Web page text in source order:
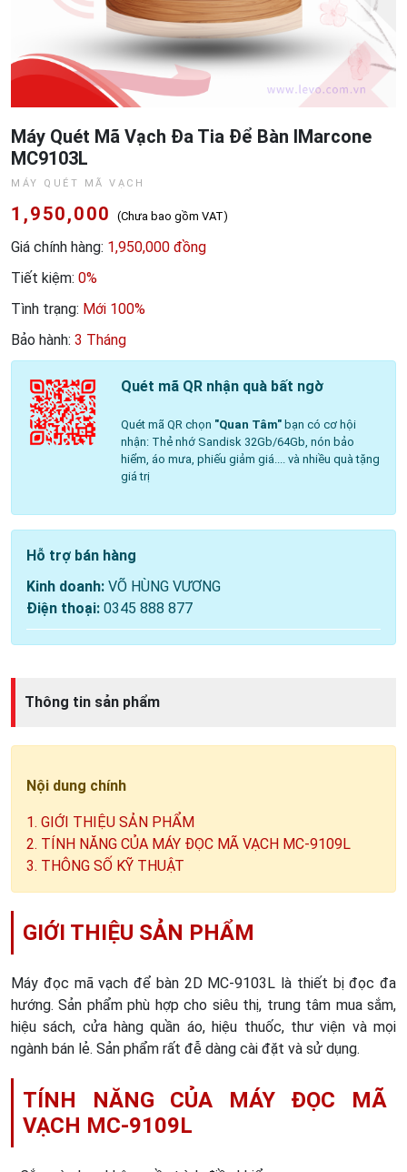
Máy Quét Mã Vạch Đa Tia Để Bàn IMarcone
MC9103L
MÁY QUÉT MÃ VẠCH
1,950,000 (Chưa bao gồm VAT)
Giá chính hàng: 1,950,000 đồng
Tiết kiệm: 0%
Tình trạng: Mới 100%
Bảo hành: 3 Tháng
Quét mã QR nhận quà bất ngờ
Quét mã QR chọn "Quan Tâm"bạn có cơ hội
nhận: Thẻ nhớ Sandisk 32Gb/64Gb, nón bảo
hiểm, áo mưa, phiếu giảm giá.... và nhiều quà tặng
giá trị
Hỗ trợ bán hàng
Kinh doanh: VÕ HÙNG VƯƠNG
Điện thoại: 0345 888 877
Thông tin sản phẩm
Nội dung chính
1. GIỚI THIỆU SẢN PHẨM
2. TÍNH NĂNG CỦA MÁY ĐỌC MÃ VẠCH MC-9109L
3. THÔNG SỐ KỸ THUẬT
GIỚI THIỆU SẢN PHẨM
Máy đọc mã vạch để bàn 2D MC-9103L là thiết bị đọc đa
hướng. Sản phẩm phù hợp cho siêu thị, trung tâm mua sắm,
hiệu sách, cửa hàng quần áo, hiệu thuốc, thư viện và mọi
ngành bán lẻ. Sản phẩm rất đễ dàng cài đặt và sử dụng.
TÍNH NĂNG CỦA MÁY ĐỌC MÃ
VẠCH MC-9109L